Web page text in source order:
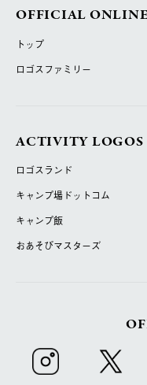
OFFICIAL
トップ
ロゴスファミリー
ACTIVITY LOGOS
ロゴスランド
キャンプ場ドットコム
キャンプ飯
おあそびマスターズ